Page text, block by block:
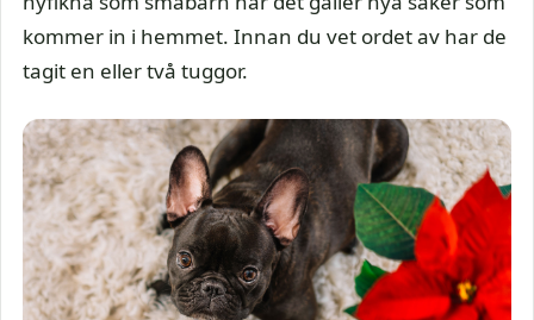
kommer in i hemmet. Innan du vet ordet av har de
tagit en eller två tuggor.